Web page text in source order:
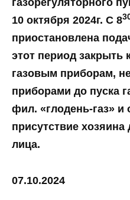
газорегуляторного
10 октября 2024г. С 8
приостановлена
этот период закрыть
газовым приборам,
приборами до пуска
фил. «глодень-газ» и
присутствие
лица.
07.10.2024